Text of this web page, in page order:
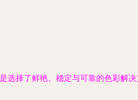
择了鲜艳、稳定与可靠的色彩解